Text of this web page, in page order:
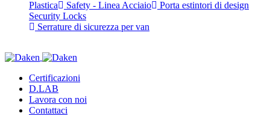
Plastica
Safety - Linea Acciaio
Porta estintori di design
Security Locks
Serrature di sicurezza per van
Certificazioni
D.LAB
Lavora con noi
Contattaci